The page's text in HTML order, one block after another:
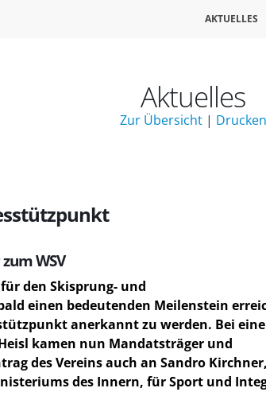
AKTUELLES
Aktuelles
Zur Übersicht| Drucken
WSV
den Skisprung- und
einen bedeutenden Meilenstein
anerkannt zu werden. Bei
kamen nun Mandatsträger und
des Vereins auch an Sandro Kirchner,
des Innern, für Sport und